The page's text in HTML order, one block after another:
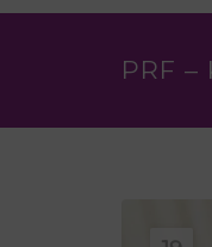
PRF